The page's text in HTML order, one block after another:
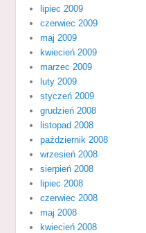
lipiec 2009
czerwiec 2009
maj 2009
kwiecień 2009
marzec 2009
luty 2009
styczeń 2009
grudzień 2008
listopad 2008
październik 2008
wrzesień 2008
sierpień 2008
lipiec 2008
czerwiec 2008
maj 2008
kwiecień 2008